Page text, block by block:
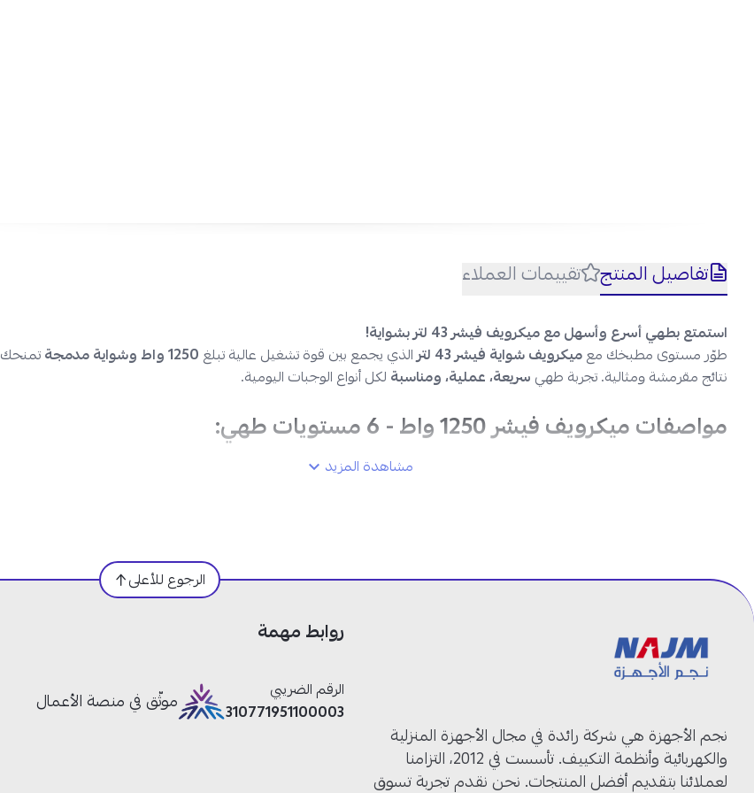
تفاصيل المنتج تقييمات العملاء
استمتع بطهي أسرع وأسهل مع ميكرويف فيشر 43 لتر بشواية!
طوّر مستوى مطبخك معميكرويف شواية فيشر 43 لتر الذي يجمع بين قوة تشغيل عالية تبلغ 1250 واط وشواية مدمجة
تمنحك
نتائج مقرمشة ومثالية. تجربة طهي سريعة، عملية، ومناسبة لكل أنواع الوجبات اليومية.
مواصفات ميكرويف فيشر 1250 واط - 6 مستويات طهي:
عدد مستويات الطهي:6 مستويات
شواية مدمجة
طهي سريع
إذابة المجمدات بالوقت والوزن
الخامة:
فولاذ مقاوم للصدأ
اللون:فضي
مشاهدة المزيد
الرجوع للأعلى
نجم الأجهزة هي شركة رائدة في مجال الأجهزة المنزلية
والكهربائية وأنظمة التكييف. تأسست في 2012، التزامنا
لعملائنا بتقديم أفضل المنتجات. نحن نقدم تجربة تسوق
روابط مهمة
الرقم الضريبي
310771951100003
موثّق في منصة الأعمال